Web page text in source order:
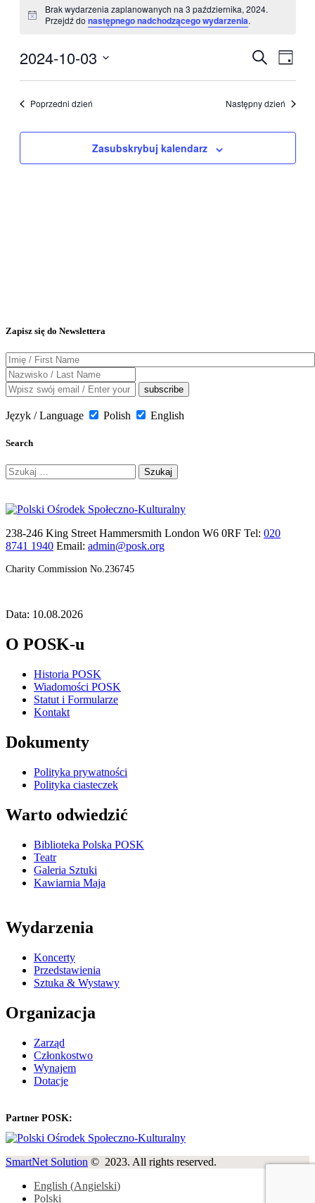
for
października,
Powiadomienie
Brak wydarzenia zaplanowanych na 3 października, 2024.
Przejdź do następnego nadchodzącego wydarzenia.
i
Szukaj
Dzień
2024-10-03
Poprzedni dzień
Następny dzień
Zasubskrybuj kalendarz
Zapisz się do Newslettera
Język / Language Polish English
Search
Szukaj:
238-246 King Street Hammersmith London W6 0RF Tel: 020
8741 1940 Email: admin@posk.org
Charity Commission No.236745
Data: 10.08.2026
O POSK-u
Historia POSK
Wiadomości POSK
Statut i Formularze
Kontakt
Dokumenty
Polityka prywatności
Polityka ciasteczek
Warto odwiedzić
Biblioteka Polska POSK
Teatr
Galeria Sztuki
Kawiarnia Maja
Wydarzenia
Koncerty
Przedstawienia
Sztuka & Wystawy
Organizacja
Zarząd
Członkostwo
Wynajem
Dotacje
Partner POSK:
SmartNet Solution © 2023. All rights reserved.
English (Angielski)
Polski